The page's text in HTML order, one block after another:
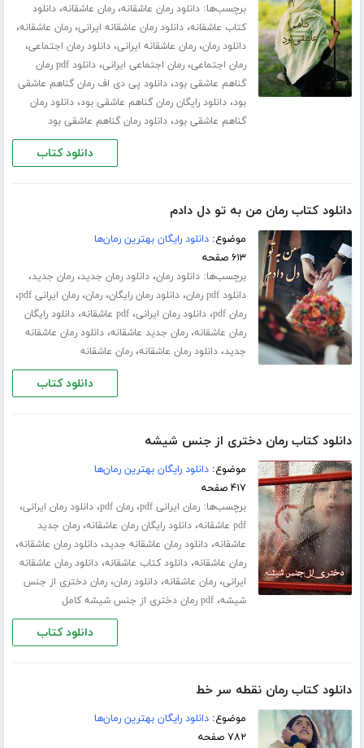
برچسب‌ها:دانلود رمان عاشقانه،رمان عاشقانه،دانلود
کتاب عاشقانه،دانلود رمان عاشقانه ایرانی،رمان عاشقانه،
دانلود رمان،رمان عاشقانه ایرانی،دانلود رمان اجتماعی،
رمان اجتماعی،رمان اجتماعی ایرانی،
دانلود pdf رمان
گناهم عاشقی بود،دانلود پی دی اف رمان گناهم عاشقی
بود،دانلود رایگان رمان گناهم عاشقی بود،دانلود رمان
گناهم عاشقی بود،دانلود رمان گناهم عاشقی بود
دانلود کتاب
دانلود کتاب رمان من به تو دل دادم
موضوع:دانلود رایگان بهترین رمان‌ها
۶۱۳ صفحه
برچسب‌ها:دانلود رمان،دانلود رمان جدید،رمان جدید،
دانلود pdf رمان ،دانلود رمان رایگان،رمان،رمان ایرانی pdf ،
رمان pdf ،دانلود رمان ایرانی،pdf عاشقانه ،دانلود رایگان
رمان عاشقانه،رمان جدید عاشقانه،دانلود رمان عاشقانه
جدید،دانلود رمان عاشقانه،رمان عاشقانه
دانلود کتاب
دانلود کتاب رمان دختری از جنس شیشه
موضوع:دانلود رایگان بهترین رمان‌ها
۴۱۷ صفحه
برچسب‌ها:رمان ایرانی pdf ،رمان pdf ،دانلود رمان ایرانی،
pdf عاشقانه ،دانلود رایگان رمان عاشقانه،رمان جدید
عاشقانه،دانلود رمان عاشقانه جدید،دانلود رمان عاشقانه،
رمان عاشقانه،دانلود کتاب عاشقانه،دانلود رمان عاشقانه
ایرانی،رمان عاشقانه،دانلود رمان،رمان دختری از جنس
شیشه،pdf رمان دختری از جنس شیشه کامل
دانلود کتاب
دانلود کتاب رمان نقطه سر خط
موضوع:دانلود رایگان بهترین رمان‌ها
۷۸۲ صفحه